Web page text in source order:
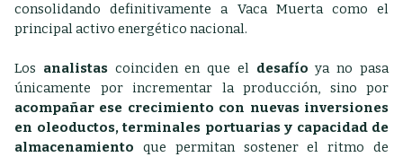
consolidando definitivamente a Vaca Muerta como el
principal activo energético nacional.
Los analistascoinciden en que el desafío ya no pasa
únicamente por incrementar la producción, sino por
acompañar ese crecimiento con nuevas inversiones
en oleoductos, terminales portuarias y capacidad de
almacenamiento que permitan sostener el ritmo de